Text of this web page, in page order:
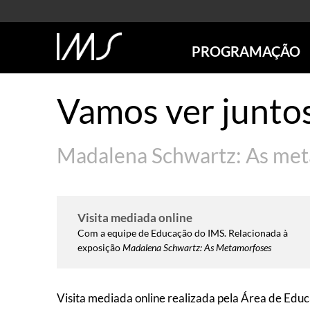
PROGRAMAÇÃO
SÃO PAULO
RIO DE JANEIRO
ONLINE
ANTERIORES
Vamos ver
Madalena Schwartz: As
Visita mediada online
Com a equipe de Educação do IMS. Relacionada à
exposiçãoMadalena Schwartz: As Metamorfoses
Visita mediada online realizada pela Área de